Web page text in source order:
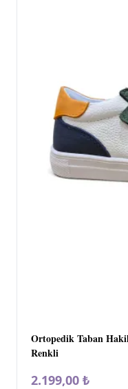
Ortopedik Taban
Renkli
2.199,00 ₺